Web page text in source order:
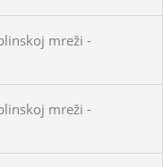
mreži -
mreži -